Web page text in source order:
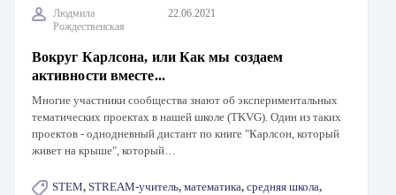
Людмила
Рождественская
22.06.2021
Вокруг Карлсона, или Как мы создаем
активности вместе...
Многие участники сообщества знают об экспериментальных
тематических проектах в нашей школе (TKVG). Один из таких
проектов - однодневный дистант по книге "Карлсон, который
живет на крыше", который…
STEM, STREAM-учитель, математика, средняя школа,